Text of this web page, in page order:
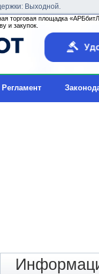
Выходной.
торговая площадка
и закупок.
Регламент